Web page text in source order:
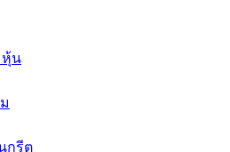
หุ้น
กรีต